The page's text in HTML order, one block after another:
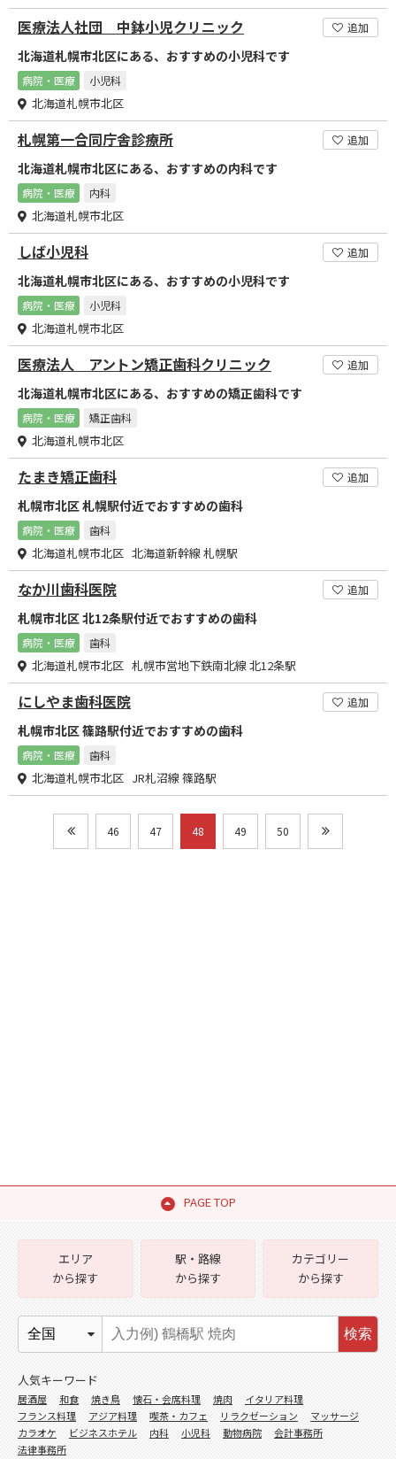
医療法人社団 中鉢小児クリニック 追加
北海道札幌市北区にある、おすすめの小児科です
病院・医療 小児科
北海道札幌市北区
札幌第一合同庁舎診療所 追加
北海道札幌市北区にある、おすすめの内科です
病院・医療 内科
北海道札幌市北区
しば小児科 追加
北海道札幌市北区にある、おすすめの小児科です
病院・医療 小児科
北海道札幌市北区
医療法人 アントン矯正歯科クリニック 追加
北海道札幌市北区にある、おすすめの矯正歯科です
病院・医療 矯正歯科
北海道札幌市北区
たまき矯正歯科 追加
札幌市北区 札幌駅付近でおすすめの歯科
病院・医療 歯科
北海道札幌市北区 北海道新幹線 札幌駅
なか川歯科医院 追加
札幌市北区 北12条駅付近でおすすめの歯科
病院・医療 歯科
北海道札幌市北区 札幌市営地下鉄南北線 北12条駅
にしやま歯科医院 追加
札幌市北区 篠路駅付近でおすすめの歯科
病院・医療 歯科
北海道札幌市北区 JR札沼線 篠路駅
46 47 48 49 50
PAGE TOP
エリア
から探す
駅・路線
から探す
カテゴリー
から探す
検索
人気キーワード
居酒屋 和食 焼き鳥 懐石・会席料理 焼肉
イタリア料理
フランス料理
アジア料理 喫茶・カフェ リラクゼーション
マッサージ
カラオケ
ビジネスホテル 内科 小児科 動物病院
会計事務所
法律事務所